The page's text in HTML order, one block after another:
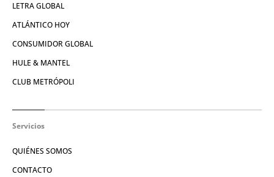
LETRA GLOBAL
ATLÁNTICO HOY
CONSUMIDOR GLOBAL
HULE & MANTEL
CLUB METRÓPOLI
Servicios
QUIÉNES SOMOS
CONTACTO